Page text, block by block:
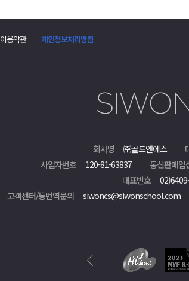
이용약관 개인정보처리방침
회사명 ㈜골드앤에스
사업자번호
120-81-63837 통신판매업
대표번호
고객센터/통번역문의
siwoncs@siwonschool.com